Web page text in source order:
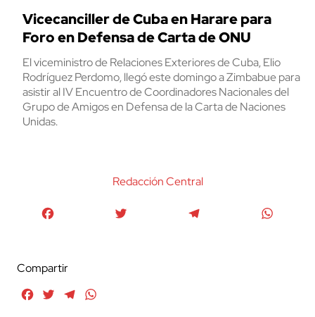
Vicecanciller de Cuba en Harare para
Foro en Defensa de Carta de ONU
El viceministro de Relaciones Exteriores de Cuba, Elio
Rodríguez Perdomo, llegó este domingo a Zimbabue para
asistir al IV Encuentro de Coordinadores Nacionales del
Grupo de Amigos en Defensa de la Carta de Naciones
Unidas.
Redacción Central
Compartir
FacebookTwitterTelegram